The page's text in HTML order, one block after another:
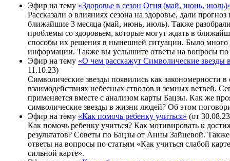
Эфир на тему «Здоровье в сезон Огня (май, июнь,
Рассказали о влияниях сезона на здоровье, дали
ближайшие 3 месяца (май, июнь, июль). Также
проблемы со здоровьем, которые могут ждать в
способы их решения в нынешней ситуации. Было много
информации. Также вы услышите ответы на вопросы по
Эфир на тему «О чем расскажут Символические звезды
11.10.23)
Символические звезды появились как закономерности в
взаимодействиях небесных стволов и земных ветвей.
применяется вместе с анализом карты Бацзы. Как же
символические звезды в жизни людей? Об этом
Эфир на тему «Как помочь ребенку учиться» (от
Как помочь ребенку учиться? Как мотивировать к
результатов? Советы по Бацзы от Анны Зайцевой.
ответы на вопросы по статьям «Как учиться слабой
сильной карте».